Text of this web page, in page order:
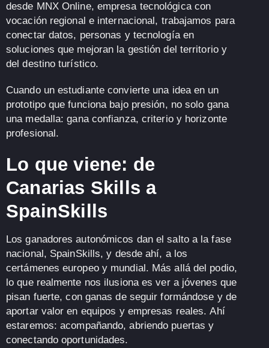
desde MNX Online, empresa tecnológica con
vocación regional e internacional , trabajamos para
conectar datos, personas y tecnologíaen
soluciones que mejoran la gestión del territorio y
del destino turístico.
Cuando un estudiante convierte una idea en un
prototipo que funciona bajo presión, no solo gana
una medalla:gana confianza, criterio y horizonte
profesional .
Lo que viene: de
Canarias Skills a
SpainSkills
Los ganadores autonómicos dan el salto a la fase
nacional, SpainSkills, y desde ahí, a los
certámenes europeo y mundial. Más allá del podio,
lo que realmente nos ilusiona es ver a jóvenes que
pisan fuerte, con ganas de seguir formándose y de
aportar valor en equipos y empresas reales.Ahí
estaremos: acompañando, abriendo puertas y
conectando oportunidades.